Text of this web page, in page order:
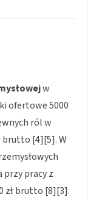
w
ofertowe 5000
ról w
brutto [4][5]. W
przy pracy z
zł brutto [8][3].